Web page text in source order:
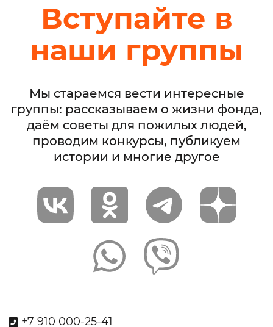
Вступайте в
наши группы
Мы стараемся вести интересные
группы: рассказываем о жизни фонда,
даём советы для пожилых людей,
проводим конкурсы, публикуем
истории и многие другое
+7 910 000-25-41